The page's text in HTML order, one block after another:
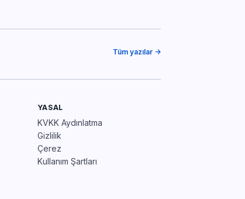
Tüm yazılar →
YASAL
KVKK Aydınlatma
Gizlilik
Çerez
Kullanım Şartları